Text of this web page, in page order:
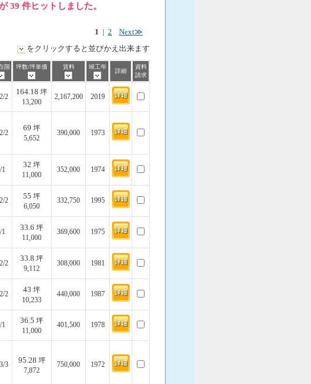
39 件ヒットしました。
1 2 Next≫
をクリックすると並びかえ出来ます
階 坪数/坪単価 賃料 竣工年
詳細
資料
請求
2
164.18 坪
13,200
2,167,200 2019
2
69 坪
5,652
390,000 1973
1
32 坪
11,000
352,000 1974
2
55 坪
6,050
332,750 1995
1
33.6 坪
11,000
369,600 1975
2
33.8 坪
9,112
308,000 1981
2
43 坪
10,233
440,000 1987
1
36.5 坪
11,000
401,500 1978
3
95.28 坪
7,872
750,000 1972